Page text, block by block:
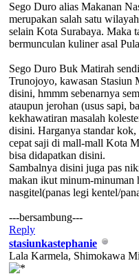
Sego Duro alias Makanan
merupakan salah satu
selain Kota Surabaya. Maka
bermunculan kuliner asal
Sego Duro Buk Matirah
Trunojoyo, kawasan Stasiun
disini, hmmm sebenarnya
ataupun jerohan (usus sapi,
kekhawatiran masalah
disini. Harganya standar
cepat saji di mall-mall Kota
bisa didapatkan disini.
Sambalnya disini juga pas
makan ikut minum-minuman
nasgitel(panas legi kentel/
---bersambung---
Reply
stasiunkastephanie
Lala Karmela, Shimokawa